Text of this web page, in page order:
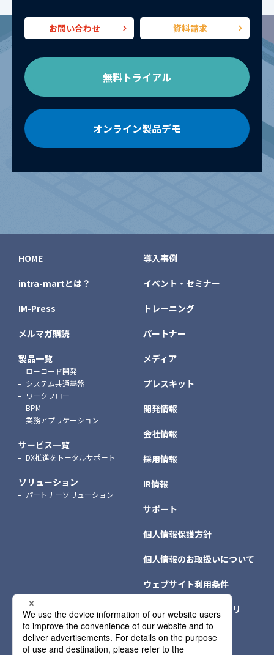
お問い合わせ 資料請求
無料トライアル
オンライン製品デモ
HOME
intra-martとは？
IM-Press
メルマガ購読
製品一覧
ローコード開発
システム共通基盤
ワークフロー
BPM
業務アプリケーション
サービス一覧
DX推進をトータルサポート
ソリューション
パートナーソリューション
導入事例
イベント・セミナー
トレーニング
パートナー
メディア
プレスキット
開発情報
会社情報
採用情報
IR情報
サポート
個人情報保護方針
個人情報のお取扱いについて
ウェブサイト利用条件
クッキー（Cookie）ポリ
シー